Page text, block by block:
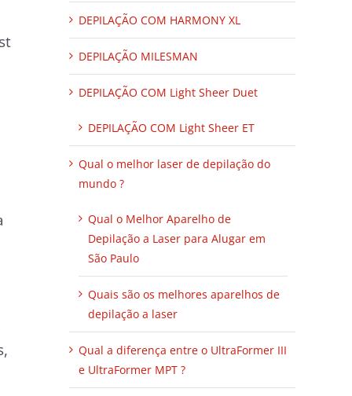
DEPILAÇÃO COM HARMONY XL
DEPILAÇÃO MILESMAN
DEPILAÇÃO COM Light Sheer Duet
DEPILAÇÃO COM Light Sheer ET
Qual o melhor laser de depilação do
mundo ?
Qual o Melhor Aparelho de
Depilação a Laser para Alugar em
São Paulo
Quais são os melhores aparelhos de
depilação a laser
Qual a diferença entre o UltraFormer III
e UltraFormer MPT ?